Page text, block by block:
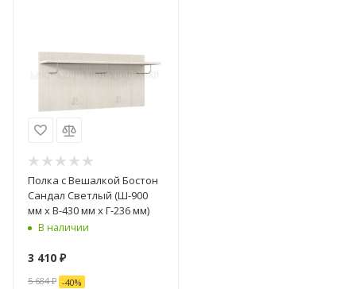
Полка с Вешалкой Бостон
Сандал Светлый (Ш-900
мм x В-430 мм x Г-236 мм)
В наличии
3 410 ₽
5 684₽ -40%